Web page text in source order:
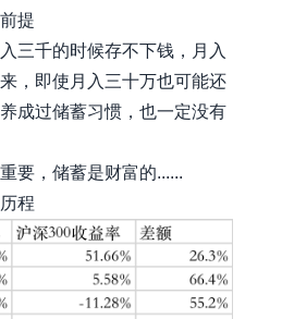
提
三千的时候存不下钱，月入
，即使月入三十万也可能还
成过储蓄习惯，也一定没有
要，储蓄是财富的......
程